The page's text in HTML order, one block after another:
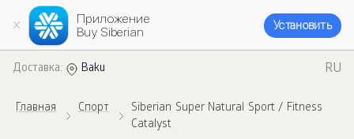
Приложение
Buy Siberian
Установить
Доставка: Baku RU
Главная Спорт
Siberian Super Natural Sport / Fitness
Catalyst